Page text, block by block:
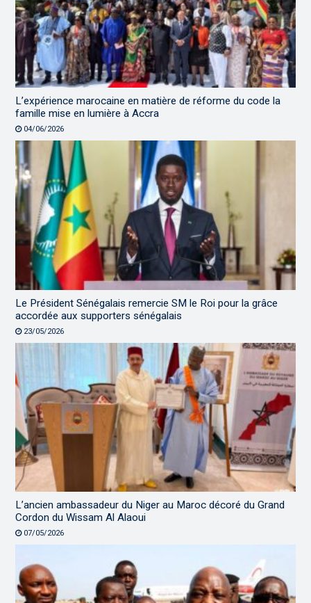
L’expérience marocaine en matière de réforme du code la
famille mise en lumière à Accra
04/06/2026
Le Président Sénégalais remercie SM le Roi pour la grâce
accordée aux supporters sénégalais
23/05/2026
L’ancien ambassadeur du Niger au Maroc décoré du Grand
Cordon du Wissam Al Alaoui
07/05/2026